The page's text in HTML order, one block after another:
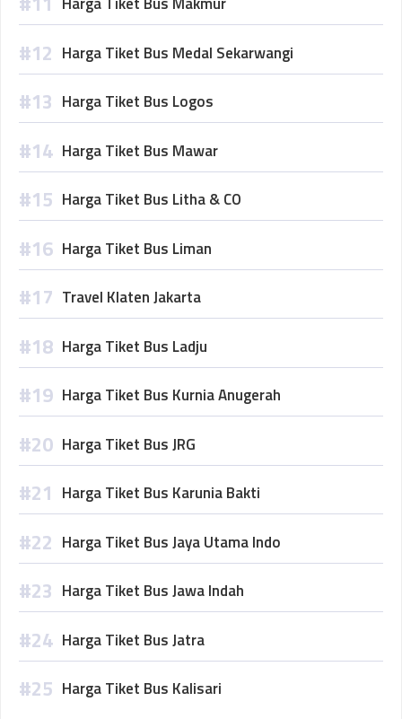
Harga Tiket Bus Medal Sekarwangi
Harga Tiket Bus Logos
Harga Tiket Bus Mawar
Harga Tiket Bus Litha & CO
Harga Tiket Bus Liman
Travel Klaten Jakarta
Harga Tiket Bus Ladju
Harga Tiket Bus Kurnia Anugerah
Harga Tiket Bus JRG
Harga Tiket Bus Karunia Bakti
Harga Tiket Bus Jaya Utama Indo
Harga Tiket Bus Jawa Indah
Harga Tiket Bus Jatra
Harga Tiket Bus Kalisari